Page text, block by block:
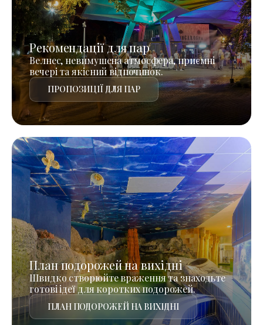
Рекомендації для пар
Велнес, невимушена атмосфера, приємні
вечері та якісний відпочинок.
ПРОПОЗИЦІЇ ДЛЯ ПАР
План подорожей на вихідні
Швидко створюйте враження та знаходьте
готові ідеї для коротких подорожей.
ПЛАН ПОДОРОЖЕЙ НА ВИХІДНІ